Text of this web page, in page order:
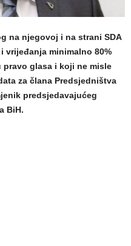
na njegovoj i na strani SDA
vrijeđanja minimalno 80%
pravo glasa i koji ne misle
za člana Predsjedništva
predsjedavajućeg
BiH.